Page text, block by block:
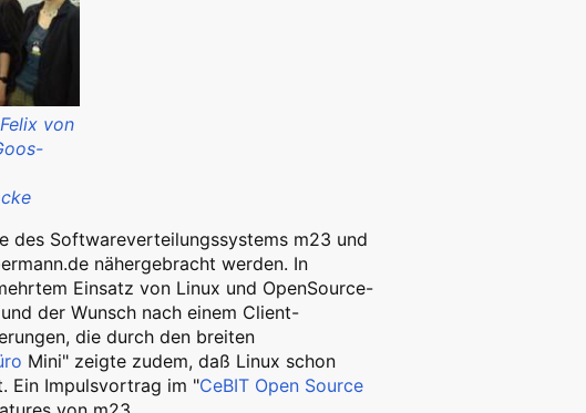
Felix von
des Softwareverteilungssystems m23 und
nähergebracht werden. In
Einsatz von Linux und OpenSource-
der Wunsch nach einem Client-
die durch den breiten
Mini" zeigte zudem, daß Linux schon
Ein Impulsvortrag im "CeBIT Open Source